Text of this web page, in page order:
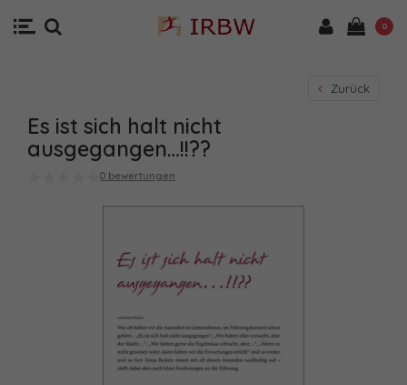
0
Zurück
Es ist sich halt nicht
ausgegangen…!!??
0 bewertungen